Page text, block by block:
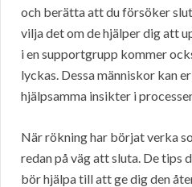
och berätta att du försöker
vilja det om de hjälper dig att
i en supportgrupp kommer
lyckas. Dessa människor kan
hjälpsamma insikter i
När rökning har börjat verka
redan på väg att sluta. De tips
bör hjälpa till att ge dig den